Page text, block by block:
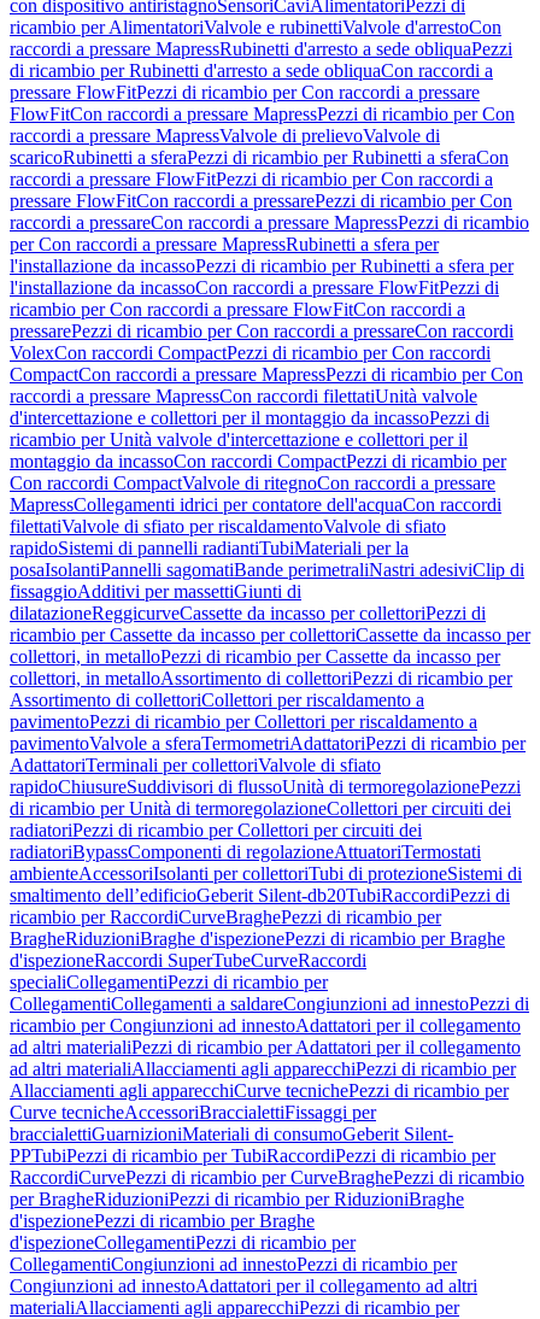
con dispositivo antiristagnoSensoriCaviAlimentatori Pezzi di
ricambio per AlimentatoriValvole e rubinettiValvole d'arrestoCon
raccordi a pressare MapressRubinetti d'arresto a sede obliquaPezzi
di ricambio per Rubinetti d'arresto a sede obliquaCon raccordi a
pressare FlowFitPezzi di ricambio per Con raccordi a pressare
FlowFitCon raccordi a pressare MapressPezzi di ricambio per Con
raccordi a pressare MapressValvole di prelievoValvole di
scaricoRubinetti a sferaPezzi di ricambio per Rubinetti a sferaCon
raccordi a pressare FlowFitPezzi di ricambio per Con raccordi a
pressare FlowFitCon raccordi a pressarePezzi di ricambio per Con
raccordi a pressareCon raccordi a pressare MapressPezzi di ricambio
per Con raccordi a pressare MapressRubinetti a sfera per
l'installazione da incassoPezzi di ricambio per Rubinetti a sfera per
l'installazione da incassoCon raccordi a pressare FlowFitPezzi di
ricambio per Con raccordi a pressare FlowFitCon raccordi a
pressarePezzi di ricambio per Con raccordi a pressareCon raccordi
VolexCon raccordi CompactPezzi di ricambio per Con raccordi
CompactCon raccordi a pressare MapressPezzi di ricambio per Con
raccordi a pressare MapressCon raccordi filettatiUnità valvole
d'intercettazione e collettori per il montaggio da incassoPezzi di
ricambio per Unità valvole d'intercettazione e collettori per il
montaggio da incassoCon raccordi CompactPezzi di ricambio per
Con raccordi CompactValvole di ritegnoCon raccordi a pressare
MapressCollegamenti idrici per contatore dell'acquaCon raccordi
filettatiValvole di sfiato per riscaldamentoValvole di sfiato
rapidoSistemi di pannelli radiantiTubiMateriali per la
posaIsolantiPannelli sagomatiBande perimetraliNastri adesiviClip di
fissaggioAdditivi per massettiGiunti di
dilatazioneReggicurveCassette da incasso per collettoriPezzi di
ricambio per Cassette da incasso per collettoriCassette da incasso per
collettori, in metalloPezzi di ricambio per Cassette da incasso per
collettori, in metalloAssortimento di collettoriPezzi di ricambio per
Assortimento di collettoriCollettori per riscaldamento a
pavimentoPezzi di ricambio per Collettori per riscaldamento a
pavimentoValvole a sferaTermometriAdattatoriPezzi di ricambio per
AdattatoriTerminali per collettoriValvole di sfiato
rapidoChiusureSuddivisori di flussoUnità di termoregolazionePezzi
di ricambio per Unità di termoregolazioneCollettori per circuiti dei
radiatoriPezzi di ricambio per Collettori per circuiti dei
radiatoriBypassComponenti di regolazioneAttuatoriTermostati
ambienteAccessoriIsolanti per collettoriTubi di protezioneSistemi di
smaltimento dell’edificioGeberit Silent-db20TubiRaccordiPezzi di
ricambio per RaccordiCurveBraghePezzi di ricambio per
BragheRiduzioniBraghe d'ispezionePezzi di ricambio per Braghe
d'ispezioneRaccordi SuperTubeCurveRaccordi
specialiCollegamentiPezzi di ricambio per
CollegamentiCollegamenti a saldareCongiunzioni ad innestoPezzi di
ricambio per Congiunzioni ad innestoAdattatori per il collegamento
ad altri materialiPezzi di ricambio per Adattatori per il collegamento
ad altri materialiAllacciamenti agli apparecchiPezzi di ricambio per
Allacciamenti agli apparecchiCurve tecnichePezzi di ricambio per
Curve tecnicheAccessoriBraccialettiFissaggi per
braccialettiGuarnizioniMateriali di consumoGeberit Silent-
PPTubiPezzi di ricambio per TubiRaccordiPezzi di ricambio per
RaccordiCurvePezzi di ricambio per CurveBraghePezzi di ricambio
per BragheRiduzioniPezzi di ricambio per RiduzioniBraghe
d'ispezionePezzi di ricambio per Braghe
d'ispezioneCollegamentiPezzi di ricambio per
CollegamentiCongiunzioni ad innestoPezzi di ricambio per
Congiunzioni ad innestoAdattatori per il collegamento ad altri
materialiAllacciamenti agli apparecchiPezzi di ricambio per